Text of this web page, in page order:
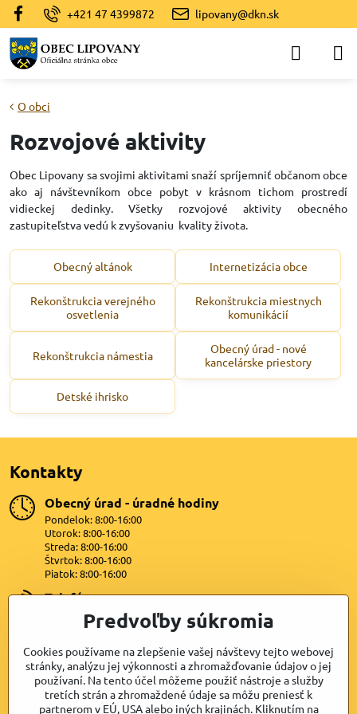
+421 47 4399872 lipovany@dkn.sk
O obci
Rozvojové aktivity
Obec Lipovany sa svojimi aktivitami snaží spríjemniť občanom obce
ako aj návštevníkom obce pobyt v krásnom tichom prostredí
vidieckej dedinky. Všetky rozvojové aktivity obecného
zastupiteľstva vedú k zvyšovaniu kvality života.
Obecný altánok Internetizácia obce
Rekonštrukcia verejného
osvetlenia
Rekonštrukcia miestnych
komunikácií
Rekonštrukcia námestia
Obecný úrad - nové
kancelárske priestory
Detské ihrisko
Kontakty
Obecný úrad - úradné hodiny
Pondelok: 8:00-16:00
Utorok: 8:00-16:00
Streda: 8:00-16:00
Štvrtok: 8:00-16:00
Piatok: 8:00-16:00
Telefón
+421 47 4399872
lipovany@dkn.sk
Facebook
Predvoľby súkromia
Cookies používame na zlepšenie vašej návštevy tejto webovej
stránky, analýzu jej výkonnosti a zhromažďovanie údajov o jej
používaní. Na tento účel môžeme použiť nástroje a služby
tretích strán a zhromaždené údaje sa môžu preniesť k
partnerom v EÚ, USA alebo iných krajinách. Kliknutím na